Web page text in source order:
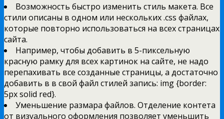
Возможность быстро изменить стиль макета. Все
стили описаны в одном или нескольких .css файлах,
которые повторно использоваться на всех страницах
сайта.
Например, чтобы добавить в 5-пиксельную
красную рамку для всех картинок на сайте, не надо
перепахивать все созданные страницы, а достаточно
добавить в в свой файл стилей запись: img {border:
5px solid red}.
Уменьшение размара файлов. Отделение контета
от визуального оформления позволяет уменьшить